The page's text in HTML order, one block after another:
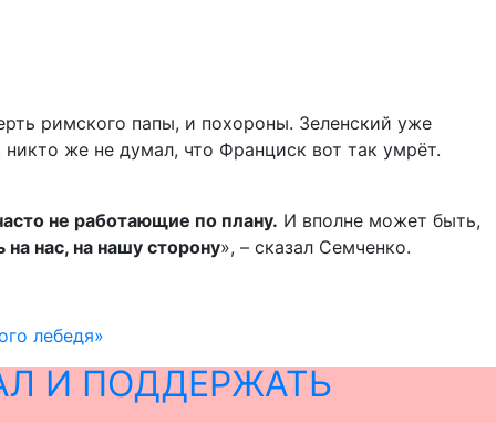
римского папы, и похороны. Зеленский уже
же не думал, что Франциск вот так умрёт.
не работающие по плану. И вполне может быть,
нас, на нашу сторону», – сказал Семченко.
лебедя»
И ПОДДЕРЖАТЬ